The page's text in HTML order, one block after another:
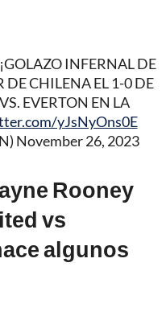
INFERNAL DE
CHILENA EL 1-0 DE
EVERTON EN LA
yJsNyOns0E
November 26, 2023
Rooney
vs
algunos